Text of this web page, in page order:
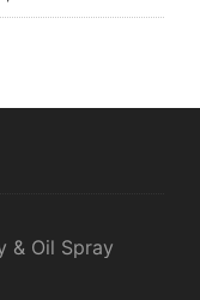
& Oil Spray